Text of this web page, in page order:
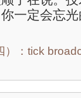
一定会忘
）：tick